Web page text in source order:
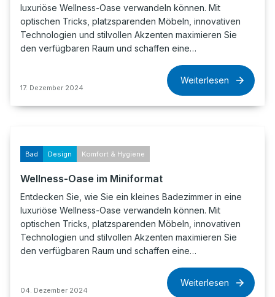
luxuriöse Wellness-Oase verwandeln können. Mit
optischen Tricks, platzsparenden Möbeln, innovativen
Technologien und stilvollen Akzenten maximieren Sie
den verfügbaren Raum und schaffen eine…
17. Dezember 2024
Weiterlesen
Bad Design Komfort & Hygiene
Wellness-Oase im Miniformat
Entdecken Sie, wie Sie ein kleines Badezimmer in eine
luxuriöse Wellness-Oase verwandeln können. Mit
optischen Tricks, platzsparenden Möbeln, innovativen
Technologien und stilvollen Akzenten maximieren Sie
den verfügbaren Raum und schaffen eine…
04. Dezember 2024
Weiterlesen